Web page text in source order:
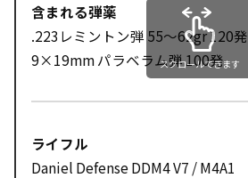
含まれる弾薬
.223レミントン弾 55〜62gr 120発
9×19mm パラベラム弾 100発
ライフル
Daniel Defense DDM4 V7 / M4A1
スクロールできます